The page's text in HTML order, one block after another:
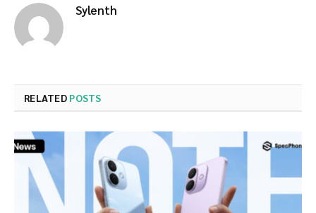
Sylenth
RELATED POSTS